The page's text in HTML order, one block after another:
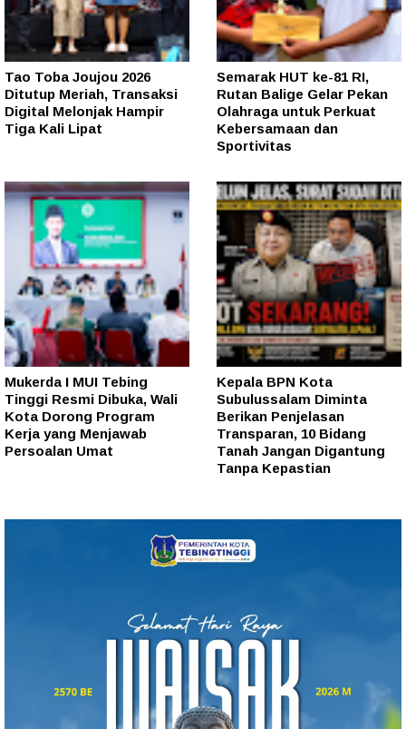
Tao Toba Joujou 2026
Ditutup Meriah, Transaksi
Digital Melonjak Hampir
Tiga Kali Lipat
Semarak HUT ke-81 RI,
Rutan Balige Gelar Pekan
Olahraga untuk Perkuat
Kebersamaan dan
Sportivitas
Mukerda I MUI Tebing
Tinggi Resmi Dibuka, Wali
Kota Dorong Program
Kerja yang Menjawab
Persoalan Umat
Kepala BPN Kota
Subulussalam Diminta
Berikan Penjelasan
Transparan, 10 Bidang
Tanah Jangan Digantung
Tanpa Kepastian